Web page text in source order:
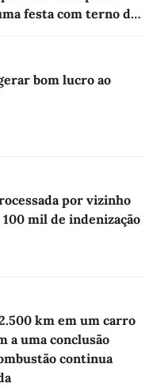
festa com terno de
bom lucro ao
por vizinho
100 mil de indenização
km em um carro
a uma conclusão
continua